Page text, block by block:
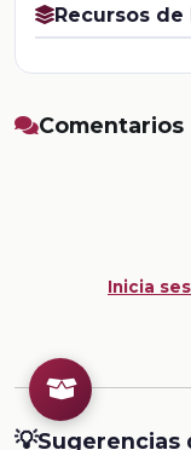
Recursos
Comentarios
Inicia
💡Sugerencias